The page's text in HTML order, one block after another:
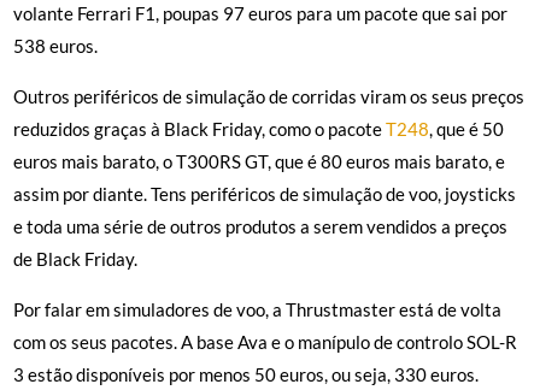
volante Ferrari F1, poupas 97 euros para um pacote que sai por
538 euros.
Outros periféricos de simulação de corridas viram os seus preços
reduzidos graças à Black Friday, como o pacoteT248, que é 50
euros mais barato, o T300RS GT, que é 80 euros mais barato, e
assim por diante. Tens periféricos de simulação de voo, joysticks
e toda uma série de outros produtos a serem vendidos a preços
de Black Friday.
Por falar em simuladores de voo, a Thrustmaster está de volta
com os seus pacotes. A base Ava e o manípulo de controlo SOL-R
3 estão disponíveis por menos 50 euros, ou seja, 330 euros.